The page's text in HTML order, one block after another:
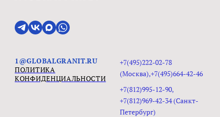
1@GLOBALGRANIT.RU
ПОЛИТИКА
КОНФИДЕНЦИАЛЬНОСТИ
+7(495)222-02-78
(Москва),+7(495)664-42-46
+7(812)995-12-90,
+7(812)969-42-34 (Санкт-
Петербург)